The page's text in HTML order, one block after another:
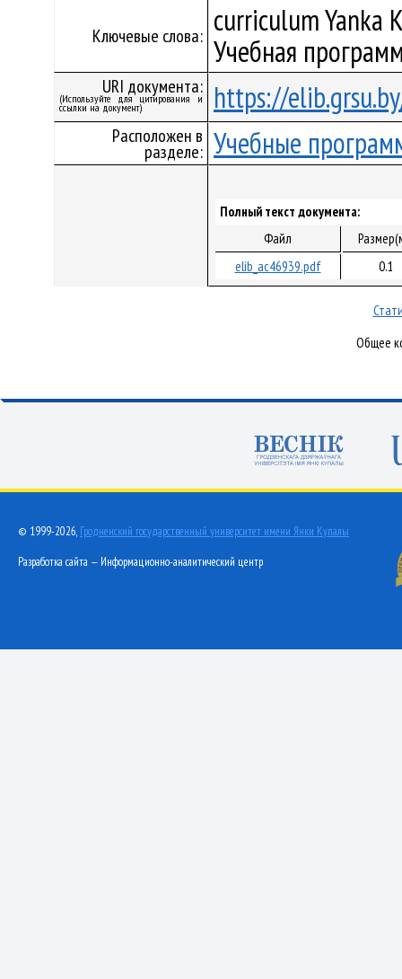
Ключевые слова: curriculum Yanka
Учебная
URI документа:
(Используйте для цитирования и
ссылки на документ) https://
Расположен в
разделе: Учебные
Полный текст документа:
Файл
elib_ac46939.pdf
0.1
Общее
© 1999-2026, Гродненский государственный университет имени Янки Купалы
Разработка сайта — Информационно-аналитический центр